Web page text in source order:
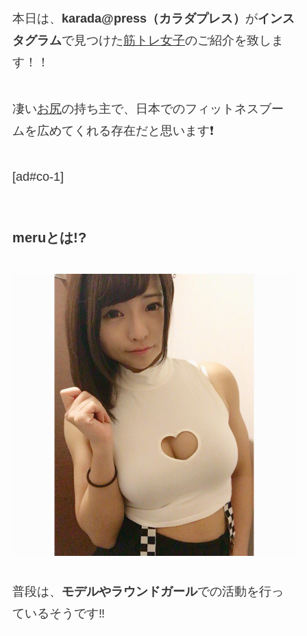
本日は、 karada@press（カラダプレス） がインス
タグラムで見つけた筋トレ女子のご紹介を致しま
す！！
凄いお尻の持ち主で、
日本でのフィットネスブー
ム を広めてくれる存在だと思います❗
[ad#co-1]
meruとは!?
普段は、 モデルやラウンドガールでの活動を行っ
ているそうです‼